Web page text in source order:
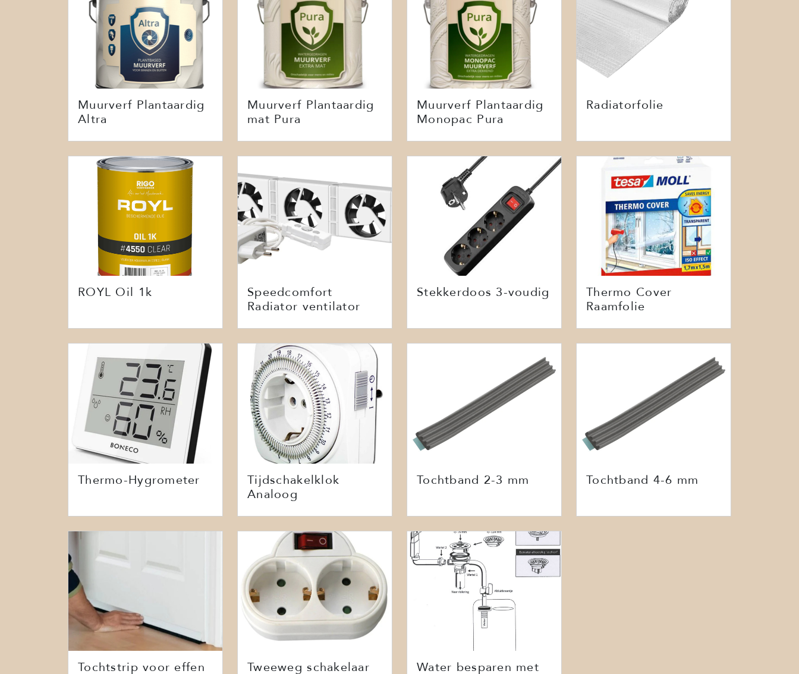
Muurverf Plantaardig
Altra
Muurverf Plantaardig
mat Pura
Muurverf Plantaardig
Monopac Pura
Radiatorfolie
ROYL Oil 1k
Speedcomfort
Radiator ventilator
Stekkerdoos 3-voudig
Thermo Cover
Raamfolie
Thermo-Hygrometer
Tijdschakelklok
Analoog
Tochtband 2-3 mm Tochtband 4-6 mm
Tochtstrip voor effen
Tweeweg schakelaar
Water besparen met